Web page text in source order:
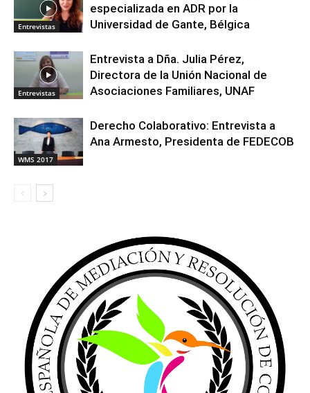
Entrevistas
especializada en ADR por la
Universidad de Gante, Bélgica
Entrevistas
Entrevista a Dña. Julia Pérez,
Directora de la Unión Nacional de
Asociaciones Familiares, UNAF
WMS 2017
Derecho Colaborativo: Entrevista a
Ana Armesto, Presidenta de FEDECOB